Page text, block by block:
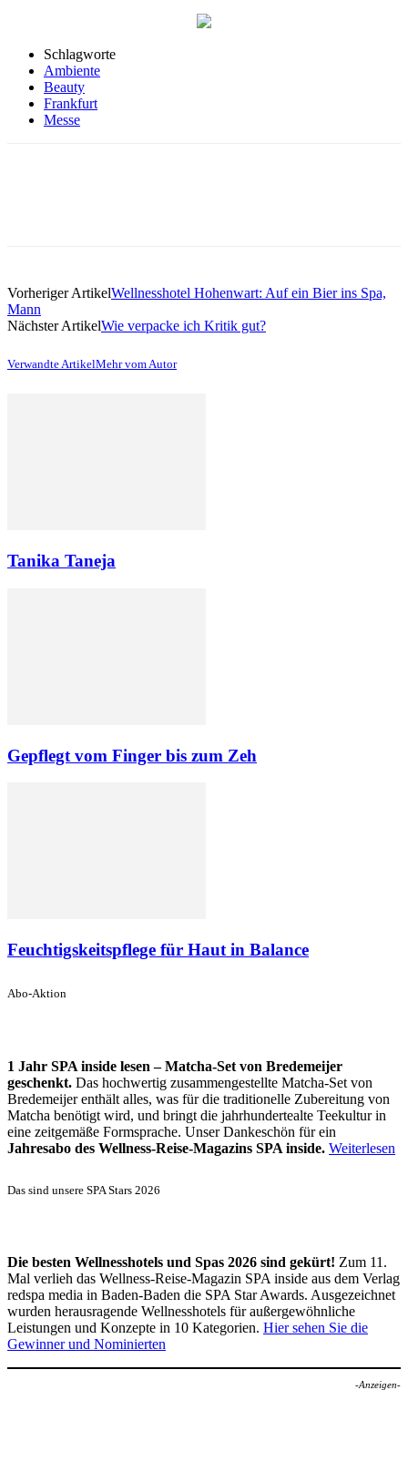
Schlagworte
Ambiente
Beauty
Frankfurt
Messe
Vorheriger ArtikelWellnesshotel Hohenwart: Auf ein Bier ins Spa,
Mann
Nächster ArtikelWie verpacke ich Kritik gut?
Verwandte ArtikelMehr vom Autor
Tanika Taneja
Gepflegt vom Finger bis zum Zeh
Feuchtigskeitspflege für Haut in Balance
Abo-Aktion
1 Jahr SPA inside lesen – Matcha-Set von Bredemeijer
geschenkt. Das hochwertig zusammengestellte Matcha-Set von
Bredemeijer enthält alles, was für die traditionelle Zubereitung von
Matcha benötigt wird, und bringt die jahrhundertealte Teekultur in
eine zeitgemäße Formsprache. Unser Dankeschön für ein
Jahresabo des Wellness-Reise-Magazins SPA inside. Weiterlesen
Das sind unsere SPA Stars 2026
Die besten Wellnesshotels und Spas 2026 sind gekürt! Zum 11.
Mal verlieh das Wellness-Reise-Magazin SPA inside aus dem Verlag
redspa media in Baden-Baden die SPA Star Awards. Ausgezeichnet
wurden herausragende Wellnesshotels für außergewöhnliche
Leistungen und Konzepte in 10 Kategorien. Hier sehen Sie die
Gewinner und Nominierten
-Anzeigen-